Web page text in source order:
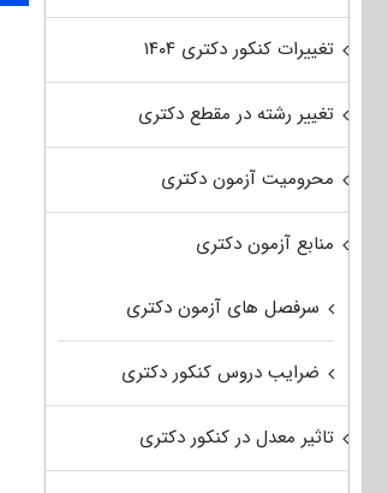
تغییرات کنکور دکتری ۱۴۰۴
تغییر رشته در مقطع دکتری
محرومیت آزمون دکتری
منابع آزمون دکتری
سرفصل های آزمون دکتری
ضرایب دروس کنکور دکتری
تاثیر معدل در کنکور دکتری